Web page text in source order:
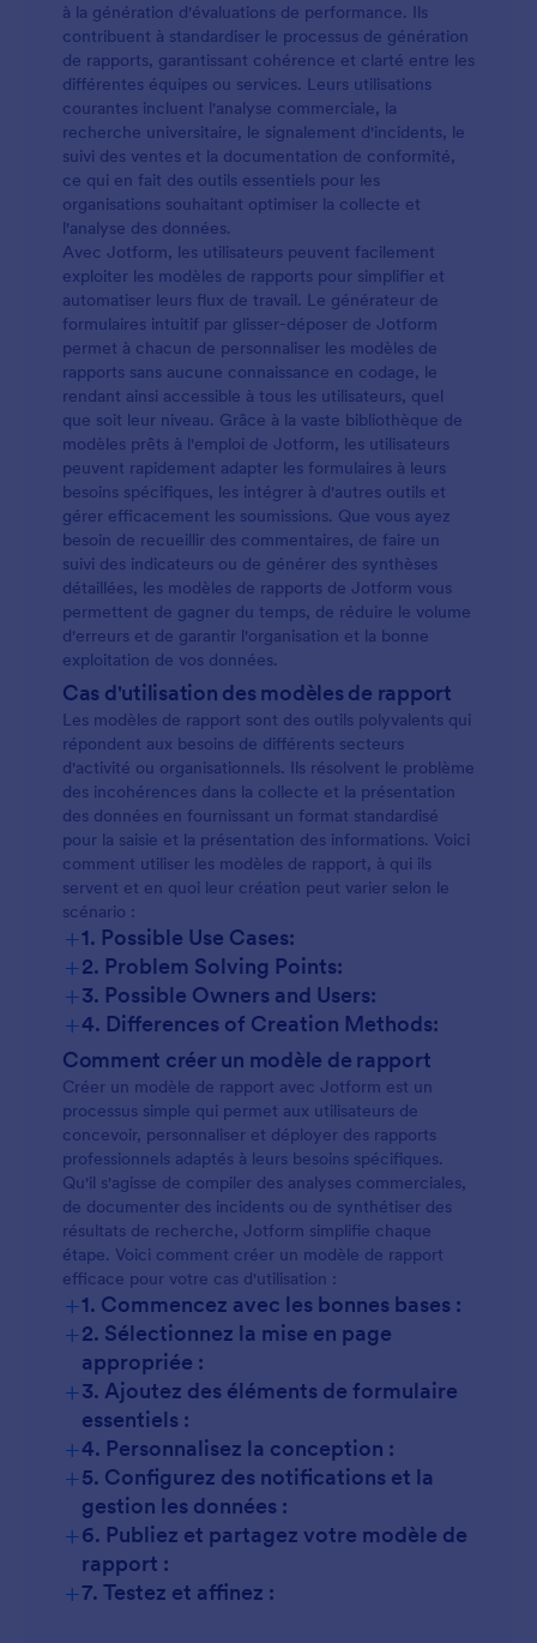
à la génération d'évaluations de performance. Ils
contribuent à standardiser le processus de génération
de rapports, garantissant cohérence et clarté entre les
différentes équipes ou services. Leurs utilisations
courantes incluent l'analyse commerciale, la
recherche universitaire, le signalement d'incidents, le
suivi des ventes et la documentation de conformité,
ce qui en fait des outils essentiels pour les
organisations souhaitant optimiser la collecte et
l'analyse des données.
Avec Jotform, les utilisateurs peuvent facilement
exploiter les modèles de rapports pour simplifier et
automatiser leurs flux de travail. Le générateur de
formulaires intuitif par glisser-déposer de Jotform
permet à chacun de personnaliser les modèles de
rapports sans aucune connaissance en codage, le
rendant ainsi accessible à tous les utilisateurs, quel
que soit leur niveau. Grâce à la vaste bibliothèque de
modèles prêts à l'emploi de Jotform, les utilisateurs
peuvent rapidement adapter les formulaires à leurs
besoins spécifiques, les intégrer à d'autres outils et
gérer efficacement les soumissions. Que vous ayez
besoin de recueillir des commentaires, de faire un
suivi des indicateurs ou de générer des synthèses
détaillées, les modèles de rapports de Jotform vous
permettent de gagner du temps, de réduire le volume
d'erreurs et de garantir l'organisation et la bonne
exploitation de vos données.
Cas d'utilisation des modèles de rapport
Les modèles de rapport sont des outils polyvalents qui
répondent aux besoins de différents secteurs
d'activité ou organisationnels. Ils résolvent le problème
des incohérences dans la collecte et la présentation
des données en fournissant un format standardisé
pour la saisie et la présentation des informations. Voici
comment utiliser les modèles de rapport, à qui ils
servent et en quoi leur création peut varier selon le
scénario :
+1. Possible Use Cases:
+2. Problem Solving Points:
+3. Possible Owners and Users:
+4. Differences of Creation Methods:
Comment créer un modèle de rapport
Créer un modèle de rapport avec Jotform est un
processus simple qui permet aux utilisateurs de
concevoir, personnaliser et déployer des rapports
professionnels adaptés à leurs besoins spécifiques.
Qu'il s'agisse de compiler des analyses commerciales,
de documenter des incidents ou de synthétiser des
résultats de recherche, Jotform simplifie chaque
étape. Voici comment créer un modèle de rapport
efficace pour votre cas d'utilisation :
+1. Commencez avec les bonnes bases :
+2. Sélectionnez la mise en page
appropriée :
+3. Ajoutez des éléments de formulaire
essentiels :
+4. Personnalisez la conception :
+5. Configurez des notifications et la
gestion les données :
+6. Publiez et partagez votre modèle de
rapport :
+7. Testez et affinez :